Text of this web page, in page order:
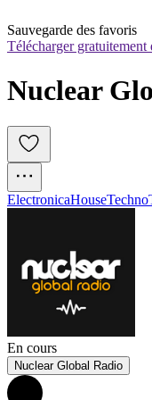
Sauvegarde des favoris
Télécharger
Nuclear
ElectronicaHouseTechno
En cours
Nuclear Global Radio